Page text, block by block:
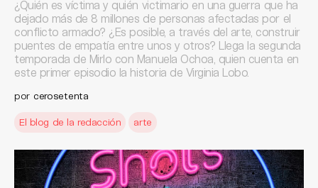
¿Quién es víctima y quién victimario en una guerra que ha
dejado más de 8 millones de personas afectadas por el
conflicto armado? ¿Es posible, a través del arte, construir
puentes de empatía entre unos y otros? Llega la segunda
temporada de Mirlo con Manuela Ochoa, quien cuenta en
este primer episodio la historia de Virginia Lobo.
por cerosetenta
El blog de la redacción arte